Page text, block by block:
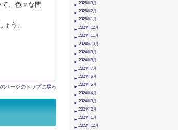
、色々な問
ょう。
のページのトップに戻る
2025年3月
2025年2月
2025年1月
2024年12月
2024年11月
2024年10月
2024年9月
2024年8月
2024年7月
2024年6月
2024年5月
2024年4月
2024年3月
2024年2月
2024年1月
2023年12月